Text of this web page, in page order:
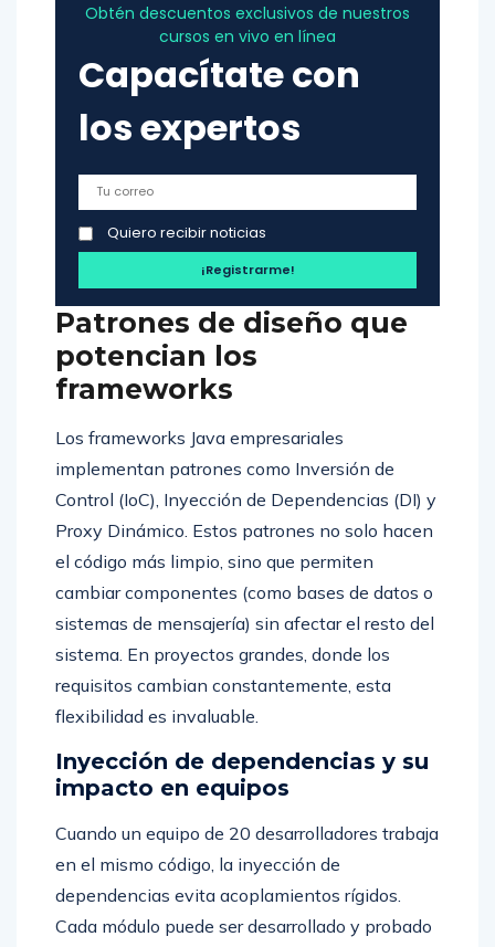
Obtén descuentos exclusivos de nuestros
cursos en vivo en línea
Capacítate con
los expertos
Quiero recibir noticias
Patrones de diseño que
potencian los
frameworks
Los frameworks Java empresariales
implementan patrones como Inversión de
Control (IoC), Inyección de Dependencias (DI) y
Proxy Dinámico. Estos patrones no solo hacen
el código más limpio, sino que permiten
cambiar componentes (como bases de datos o
sistemas de mensajería) sin afectar el resto del
sistema. En proyectos grandes, donde los
requisitos cambian constantemente, esta
flexibilidad es invaluable.
Inyección de dependencias y su
impacto en equipos
Cuando un equipo de 20 desarrolladores trabaja
en el mismo código, la inyección de
dependencias evita acoplamientos rígidos.
Cada módulo puede ser desarrollado y probado